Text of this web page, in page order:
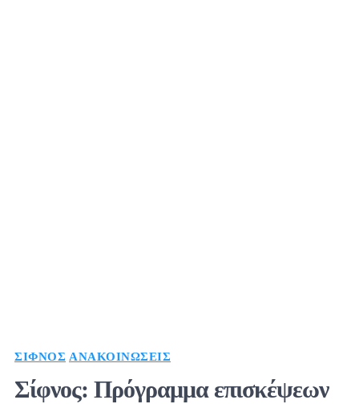
ΣΊΦΝΟΣ ΑΝΑΚΟΙΝΏΣΕΙΣ
Σίφνος: Πρόγραμμα επισκέψεων